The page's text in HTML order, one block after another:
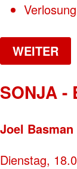
Verlosung
WEITER
SONJA -
Joel
Dienstag,